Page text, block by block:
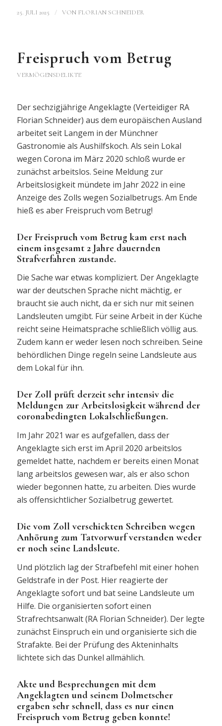
25. JULI 2025 / VON FLORIAN SCHNEIDER
Freispruch vom Betrug
VERMÖGENSDELIKTE
Der sechzigjährige Angeklagte (Verteidiger RA
Florian Schneider) aus dem europäischen Ausland
arbeitet seit Langem in der Münchner
Gastronomie als Aushilfskoch. Als sein Lokal
wegen Corona im März 2020 schloß wurde er
zunächst arbeitslos. Seine Meldung zur
Arbeitslosigkeit mündete im Jahr 2022 in eine
Anzeige des Zolls wegen Sozialbetrugs. Am Ende
hieß es aber Freispruch vom Betrug!
Der Freispruch vom Betrug kam erst nach
einem insgesamt 2 Jahre dauernden
Strafverfahren zustande.
Die Sache war etwas kompliziert. Der Angeklagte
war der deutschen Sprache nicht mächtig, er
braucht sie auch nicht, da er sich nur mit seinen
Landsleuten umgibt. Für seine Arbeit in der Küche
reicht seine Heimatsprache schließlich völlig aus.
Zudem kann er weder lesen noch schreiben. Seine
behördlichen Dinge regeln seine Landsleute aus
dem Lokal für ihn.
Der Zoll prüft derzeit sehr intensiv die
Meldungen zur Arbeitslosigkeit während der
coronabedingten Lokalschließungen.
Im Jahr 2021 war es aufgefallen, dass der
Angeklagte sich erst im April 2020 arbeitslos
gemeldet hatte, nachdem er bereits einen Monat
lang arbeitslos gewesen war, als er also schon
wieder begonnen hatte, zu arbeiten. Dies wurde
als offensichtlicher Sozialbetrug gewertet.
Die vom Zoll verschickten Schreiben wegen
Anhörung zum Tatvorwurf verstanden weder
er noch seine Landsleute.
Und plötzlich lag der Strafbefehl mit einer hohen
Geldstrafe in der Post. Hier reagierte der
Angeklagte sofort und bat seine Landsleute um
Hilfe. Die organisierten sofort einen
Strafrechtsanwalt (RA Florian Schneider). Der legte
zunächst Einspruch ein und organisierte sich die
Strafakte. Bei der Prüfung des Akteninhalts
lichtete sich das Dunkel allmählich.
Akte und Besprechungen mit dem
Angeklagten und seinem Dolmetscher
ergaben sehr schnell, dass es nur einen
Freispruch vom Betrug geben konnte!